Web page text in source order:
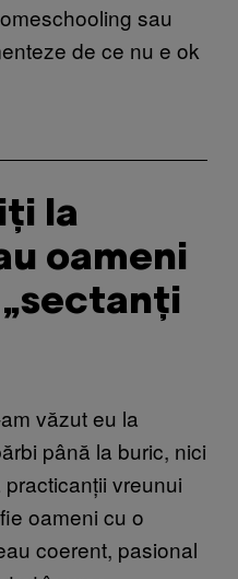
sau
de ce nu e ok
la
oameni
văzut eu la
până la buric, nici
vreunui
oameni cu o
coerent, pasional